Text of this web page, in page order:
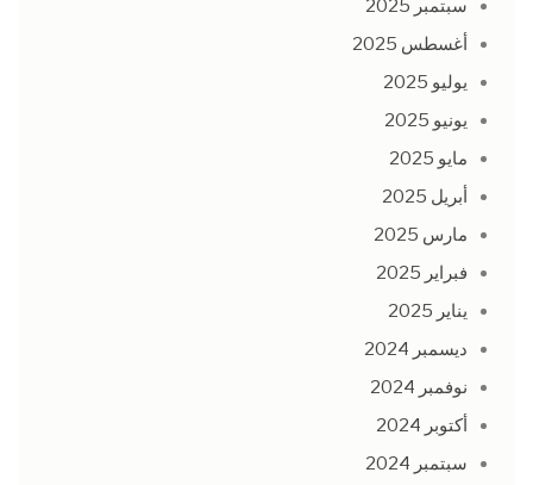
سبتمبر 2025
أغسطس 2025
يوليو 2025
يونيو 2025
مايو 2025
أبريل 2025
مارس 2025
فبراير 2025
يناير 2025
ديسمبر 2024
نوفمبر 2024
أكتوبر 2024
سبتمبر 2024